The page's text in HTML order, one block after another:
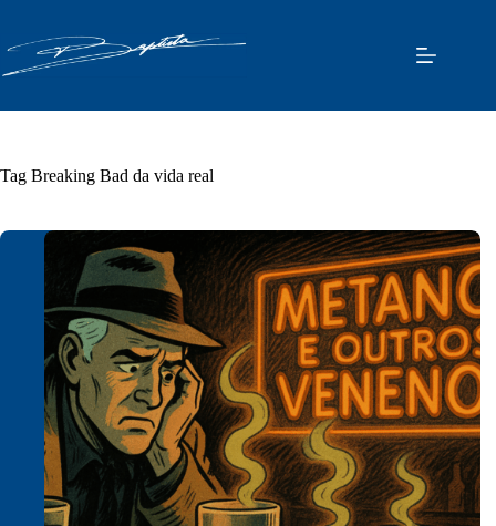
o
conteúdo
Tag Breaking Bad da vida real